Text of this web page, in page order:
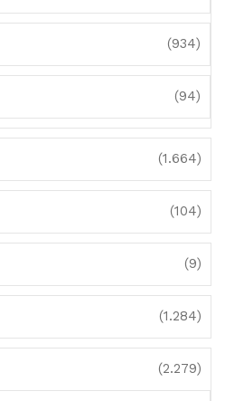
(934)
(94)
(1.664)
(104)
(9)
(1.284)
(2.279)